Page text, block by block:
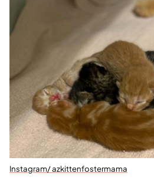
Instagram/ azkittenfostermama